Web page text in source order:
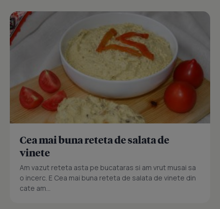
Cea mai buna reteta de salata de
vinete
Am vazut reteta asta pe bucataras si am vrut musai sa
o incerc. E Cea mai buna reteta de salata de vinete din
cate am...